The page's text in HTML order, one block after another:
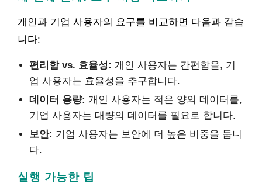
개인과 기업 사용자의 요구를 비교하면 다음과 같습
니다:
편리함 vs. 효율성: 개인 사용자는 간편함을, 기
업 사용자는 효율성을 추구합니다.
데이터 용량: 개인 사용자는 적은 양의 데이터를,
기업 사용자는 대량의 데이터를 필요로 합니다.
보안: 기업 사용자는 보안에 더 높은 비중을 둡니
다.
실행 가능한 팁